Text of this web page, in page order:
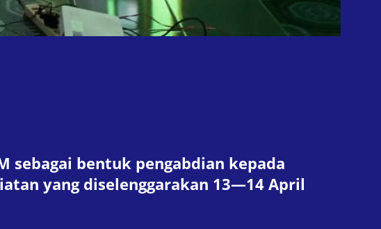
sebagai bentuk pengabdian kepada
yang diselenggarakan 13—14 April